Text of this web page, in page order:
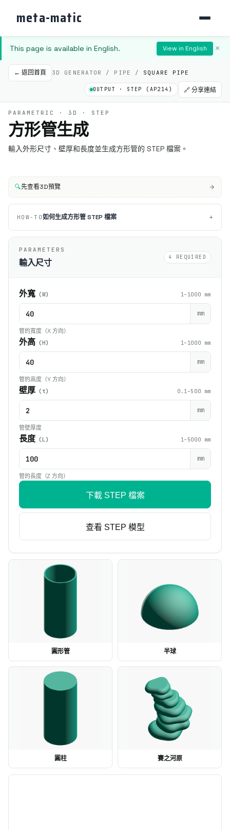
meta-matic
This page is available in English. View in English ×
← 返回首頁 3D GENERATOR / PIPE / SQUARE PIPE
OUTPUT · STEP (AP214) 🔗 分享連結
PARAMETRIC · 3D · STEP
方形管生成
輸入外形尺寸、壁厚和長度並生成方形管的 STEP 檔案。
🔍先查看3D預覽
HOW-TO如何生成方形管 STEP 檔案 +
PARAMETERS
輸入尺寸
4 REQUIRED
外寬 (W) 1–1000 mm
mm
管的寬度（X 方向）
外高 (H) 1–1000 mm
mm
管的高度（Y 方向）
壁厚 (t) 0.1–500 mm
mm
管壁厚度
長度 (L) 1–5000 mm
mm
管的長度（Z 方向）
下載 STEP 檔案
查看 STEP 模型
圓形管 半球
圓柱 賽之河原